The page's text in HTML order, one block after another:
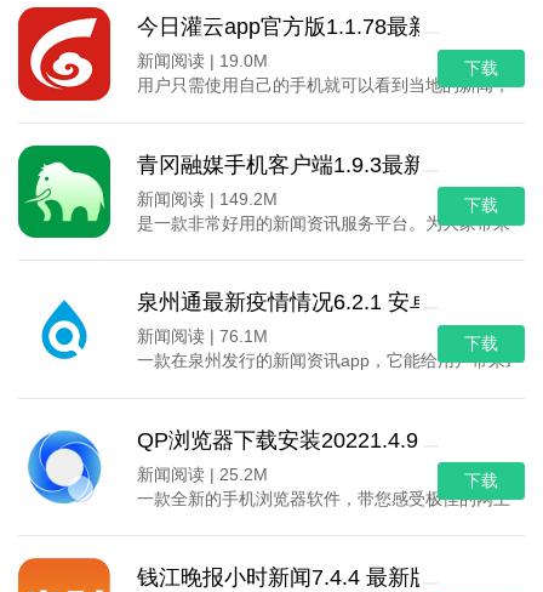
今日灌云app官方版1.1.78最新版
新闻阅读 | 19.0M
用户只需使用自己的手机就可以看到当地的新闻，阅
下载
青冈融媒手机客户端1.9.3最新版
新闻阅读 | 149.2M
是一款非常好用的新闻资讯服务平台。为大家带来了
下载
泉州通最新疫情情况6.2.1 安卓版
新闻阅读 | 76.1M
一款在泉州发行的新闻资讯app，它能给用户带来最
下载
QP浏览器下载安装20221.4.9 官方版
新闻阅读 | 25.2M
一款全新的手机浏览器软件，带您感受极佳的网上冲
下载
钱江晚报小时新闻7.4.4 最新版